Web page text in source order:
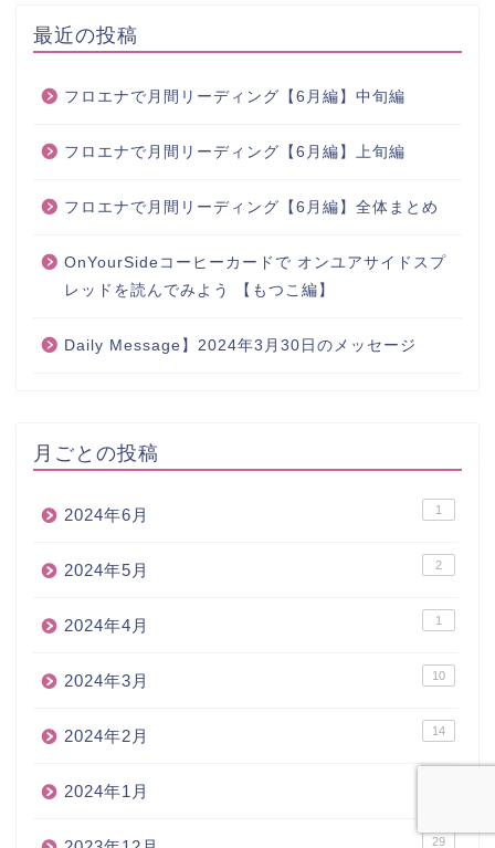
最近の投稿
フロエナで月間リーディング【6月編】中旬編
フロエナで月間リーディング【6月編】上旬編
フロエナで月間リーディング【6月編】全体まとめ
OnYourSideコーヒーカードで オンユアサイドスプ
レッドを読んでみよう 【もつこ編】
Daily Message】2024年3月30日のメッセージ
月ごとの投稿
2024年6月 1
2024年5月 2
2024年4月 1
2024年3月 10
2024年2月 14
2024年1月
29